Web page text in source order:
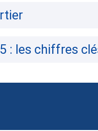
: les chiffres